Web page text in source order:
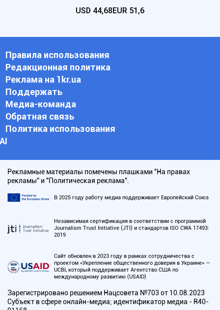
USD 44,68EUR 51,6
Правила использования
Редакционная политика
Реклама на 1kr.ua
Поддержать
Медиа-команда
Обратная связь
Политика использования
АI
Рекламные материалы помечены плашками "На правах
рекламы" и "Политическая реклама".
В 2025 году работу медиа поддерживает Европейский Союз
Независимая сертификация в соответствии с программой
Journalism Trust Initiative (JTI) и стандартов ISO CWA 17493:
2019
Сайт обновлен в 2023 году в рамках сотрудничества с
проектом «Укрепление общественного доверия в Украине» —
UCBI, который поддерживает Агентство США по
международному развитию (USAID)
Зарегистрировано решением Нацсовета №703 от 10.08.2023
Субъект в сфере онлайн-медиа; идентификатор медиа - R40-